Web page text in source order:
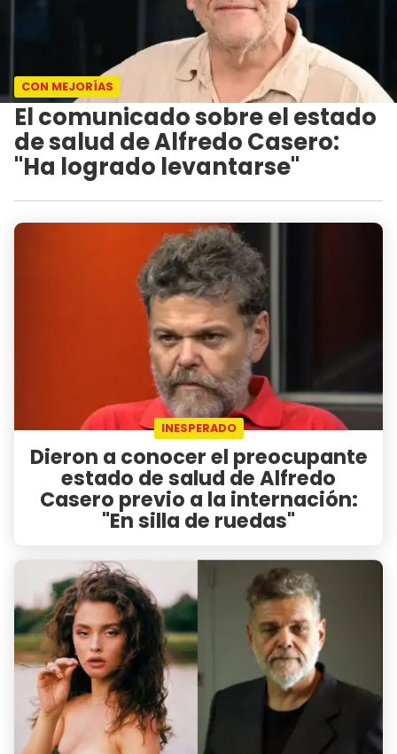
CON MEJORÍAS
El comunicado sobre el estado
de salud de Alfredo Casero:
"Ha logrado levantarse"
INESPERADO
Dieron a conocer el preocupante
estado de salud de Alfredo
Casero previo a la internación:
"En silla de ruedas"